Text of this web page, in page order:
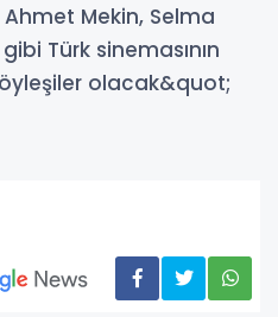
Mekin, Selma
Türk sinemasının
olacak&quot;